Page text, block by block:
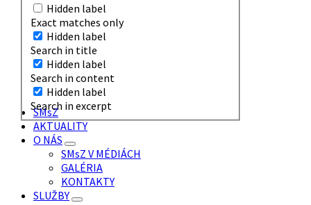
Hidden label
Exact matches only
Hidden label
Search in title
Hidden label
Search in content
Hidden label
Search in excerpt
SMsZ
AKTUALITY
O NÁS
SMsZ V MÉDIÁCH
GALÉRIA
KONTAKTY
SLUŽBY